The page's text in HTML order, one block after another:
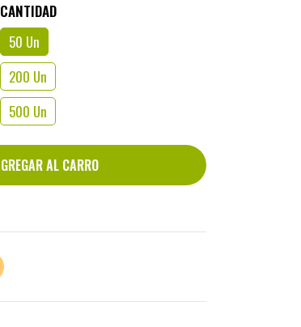
CANTIDAD
50 Un
200 Un
500 Un